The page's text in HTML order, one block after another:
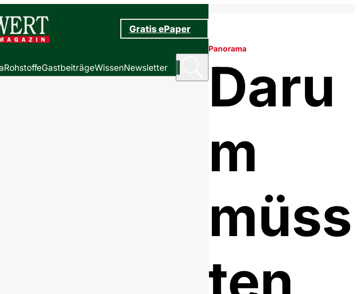
Gratis ePaper
RohstoffeGastbeiträgeWissenNewsletter
Panorama
Daru
m
müss